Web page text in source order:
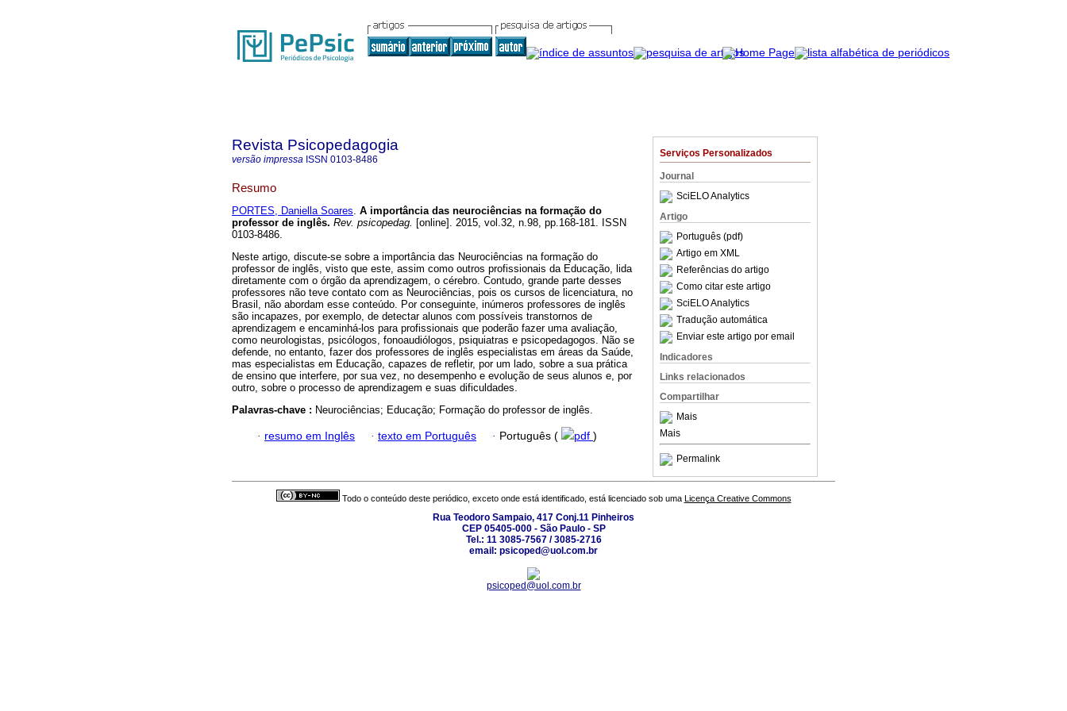
Serviços Personalizados
Journal
SciELO Analytics
Artigo
Português (pdf)
Artigo em XML
Referências do artigo
Como citar este artigo
SciELO Analytics
Tradução automática
Enviar este artigo por email
Indicadores
Links relacionados
Compartilhar
Mais
Mais
Permalink
Revista Psicopedagogia
versão impressa ISSN 0103-8486
Resumo
PORTES, Daniella Soares. A importância das neurociências na formação do
professor de inglês. Rev. psicopedag. [online]. 2015, vol.32, n.98, pp.168-181. ISSN
0103-8486.
Neste artigo, discute-se sobre a importância das Neurociências na formação do
professor de inglês, visto que este, assim como outros profissionais da Educação, lida
diretamente com o órgão da aprendizagem, o cérebro. Contudo, grande parte desses
professores não teve contato com as Neurociências, pois os cursos de licenciatura, no
Brasil, não abordam esse conteúdo. Por conseguinte, inúmeros professores de inglês
são incapazes, por exemplo, de detectar alunos com possíveis transtornos de
aprendizagem e encaminhá-los para profissionais que poderão fazer uma avaliação,
como neurologistas, psicólogos, fonoaudiólogos, psiquiatras e psicopedagogos. Não se
defende, no entanto, fazer dos professores de inglês especialistas em áreas da Saúde,
mas especialistas em Educação, capazes de refletir, por um lado, sobre a sua prática
de ensino que interfere, por sua vez, no desempenho e evolução de seus alunos e, por
outro, sobre o processo de aprendizagem e suas dificuldades.
Palavras-chave : Neurociências; Educação; Formação do professor de inglês.
· resumo em Inglês · texto em Português · Português ( pdf )
Todo o conteúdo deste periódico, exceto onde está identificado, está licenciado sob uma Licença Creative Commons
Rua Teodoro Sampaio, 417 Conj.11 Pinheiros
CEP 05405-000 - São Paulo - SP
Tel.: 11 3085-7567 / 3085-2716
email: psicoped@uol.com.br
psicoped@uol.com.br